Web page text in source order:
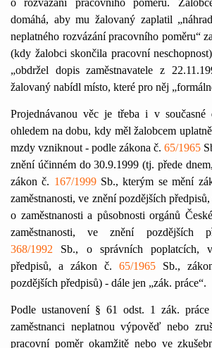
o rozvázání pracovního poměru.
domáhá, aby mu žalovaný zaplatil
neplatného rozvázání pracovního poměru“
(kdy žalobci skončila pracovní
„obdržel dopis zaměstnavatele z
žalovaný nabídl místo, které pro něj
Projednávanou věc je třeba i v současné
ohledem na dobu, kdy měl žalobcem
mzdy vzniknout - podle zákona č. 65/1965
znění účinném do 30.9.1999 (tj. přede
zákon č. 167/1999Sb., kterým se mění
zaměstnanosti, ve znění pozdějších
o zaměstnanosti a působnosti orgánů
zaměstnanosti, ve znění pozdějších
368/1992 Sb., o správních poplatcích,
předpisů, a zákon č. 65/1965 Sb.,
pozdějších předpisů) - dále jen „zák. práce“.
Podle ustanovení § 61 odst. 1 zák. práce
zaměstnanci neplatnou výpověď nebo
pracovní poměr okamžitě nebo ve